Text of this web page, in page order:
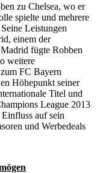
zu Chelsea, wo er
spielte und mehrere
Leistungen
einem der
fügte Robben
weitere
FC Bayern
Höhepunkt seiner
Titel und
League 2013
auf sein
und Werbedeals